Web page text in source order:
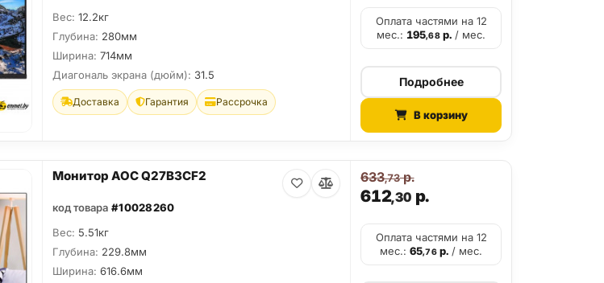
Вес: 12.2кг
Глубина: 280мм
Ширина: 714мм
Диагональ экрана (дюйм): 31.5
Доставка Гарантия Рассрочка
Оплата частями на 12
мес.: 195,68р./ мес.
Подробнее
В корзину
Монитор AOC Q27B3CF2
код товара #10028260
Вес: 5.51кг
Глубина: 229.8мм
Ширина: 616.6мм
612,30р.
633,73р.
Оплата частями на 12
мес.:65,76р./ мес.